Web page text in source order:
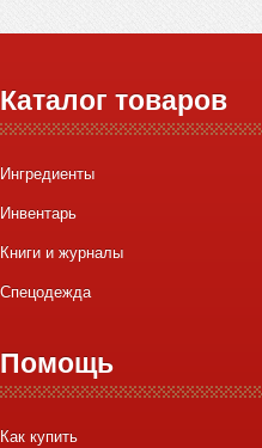
Каталог товаров
Ингредиенты
Инвентарь
Книги и журналы
Спецодежда
Помощь
Как купить